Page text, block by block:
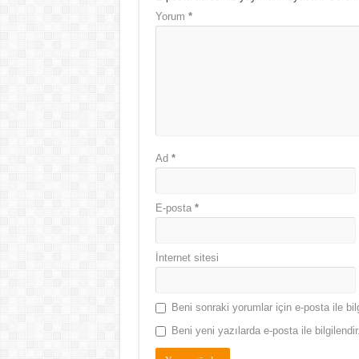
Yorum *
Ad *
E-posta *
İnternet sitesi
Beni sonraki yorumlar için e-posta ile
Beni yeni yazılarda e-posta ile bilgilendir.